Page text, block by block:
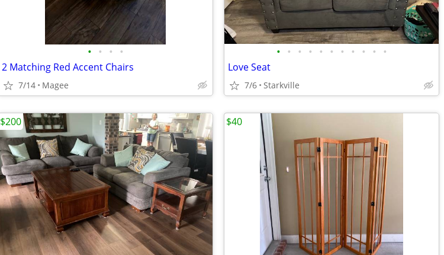
• • • •
2 Matching Red Accent Chairs
7/14 Magee
• • • • • • • • • • •
Love Seat
7/6 Starkville
$200 $40